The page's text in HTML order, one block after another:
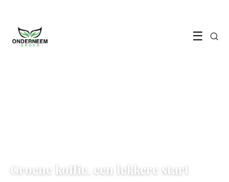
☰
Groene koffie, een lekkere start